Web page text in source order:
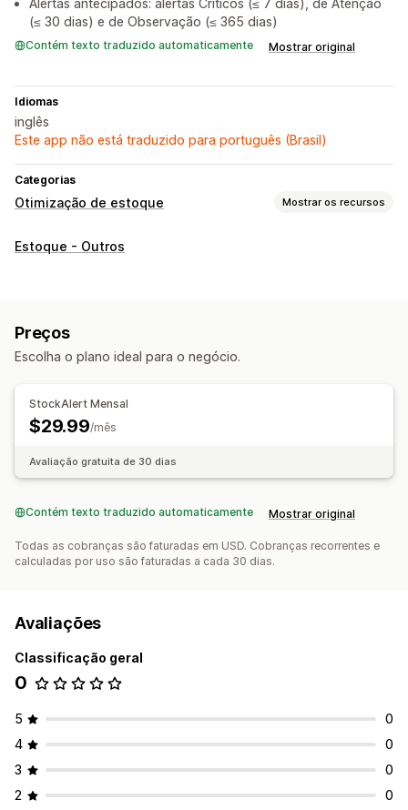
Alertas antecipados: alertas Críticos (≤ 7 dias), de Atenção
(≤ 30 dias) e de Observação (≤ 365 dias)
Contém texto traduzido automaticamente Mostrar original
Idiomas
inglês
Este app não está traduzido para português (Brasil)
Categorias
Otimização de estoque Mostrar os recursos
Gestão de estoque
Gerenciamento de pedidos
Processamento em lote
Processamento automático
Notificações e análises
Notificações de reabastecimento
Lembretes de reposição
Notificações de falta de estoque Alertas de limite
Estoque - Outros
Preços
Escolha o plano ideal para o negócio.
StockAlert Mensal
$29.99/mês
Avaliação gratuita de 30 dias
Contém texto traduzido automaticamente Mostrar original
Todas as cobranças são faturadas em USD. Cobranças recorrentes e
calculadas por uso são faturadas a cada 30 dias.
Avaliações
Classificação geral
0
5
0
4
0
3
0
2
0